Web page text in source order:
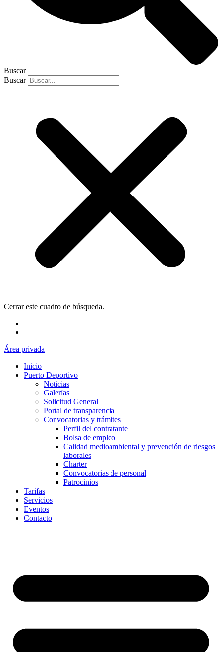
Buscar
Buscar
Cerrar este cuadro de búsqueda.
Área privada
Inicio
Puerto Deportivo
Noticias
Galerías
Solicitud General
Portal de transparencia
Convocatorias y trámites
Perfil del contratante
Bolsa de empleo
Calidad medioambiental y prevención de riesgos
laborales
Charter
Convocatorias de personal
Patrocinios
Tarifas
Servicios
Eventos
Contacto